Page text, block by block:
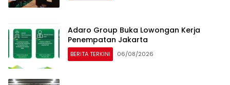
Adaro Group Buka Lowongan Kerja
Penempatan Jakarta
BERITA TERKINI 06/08/2026